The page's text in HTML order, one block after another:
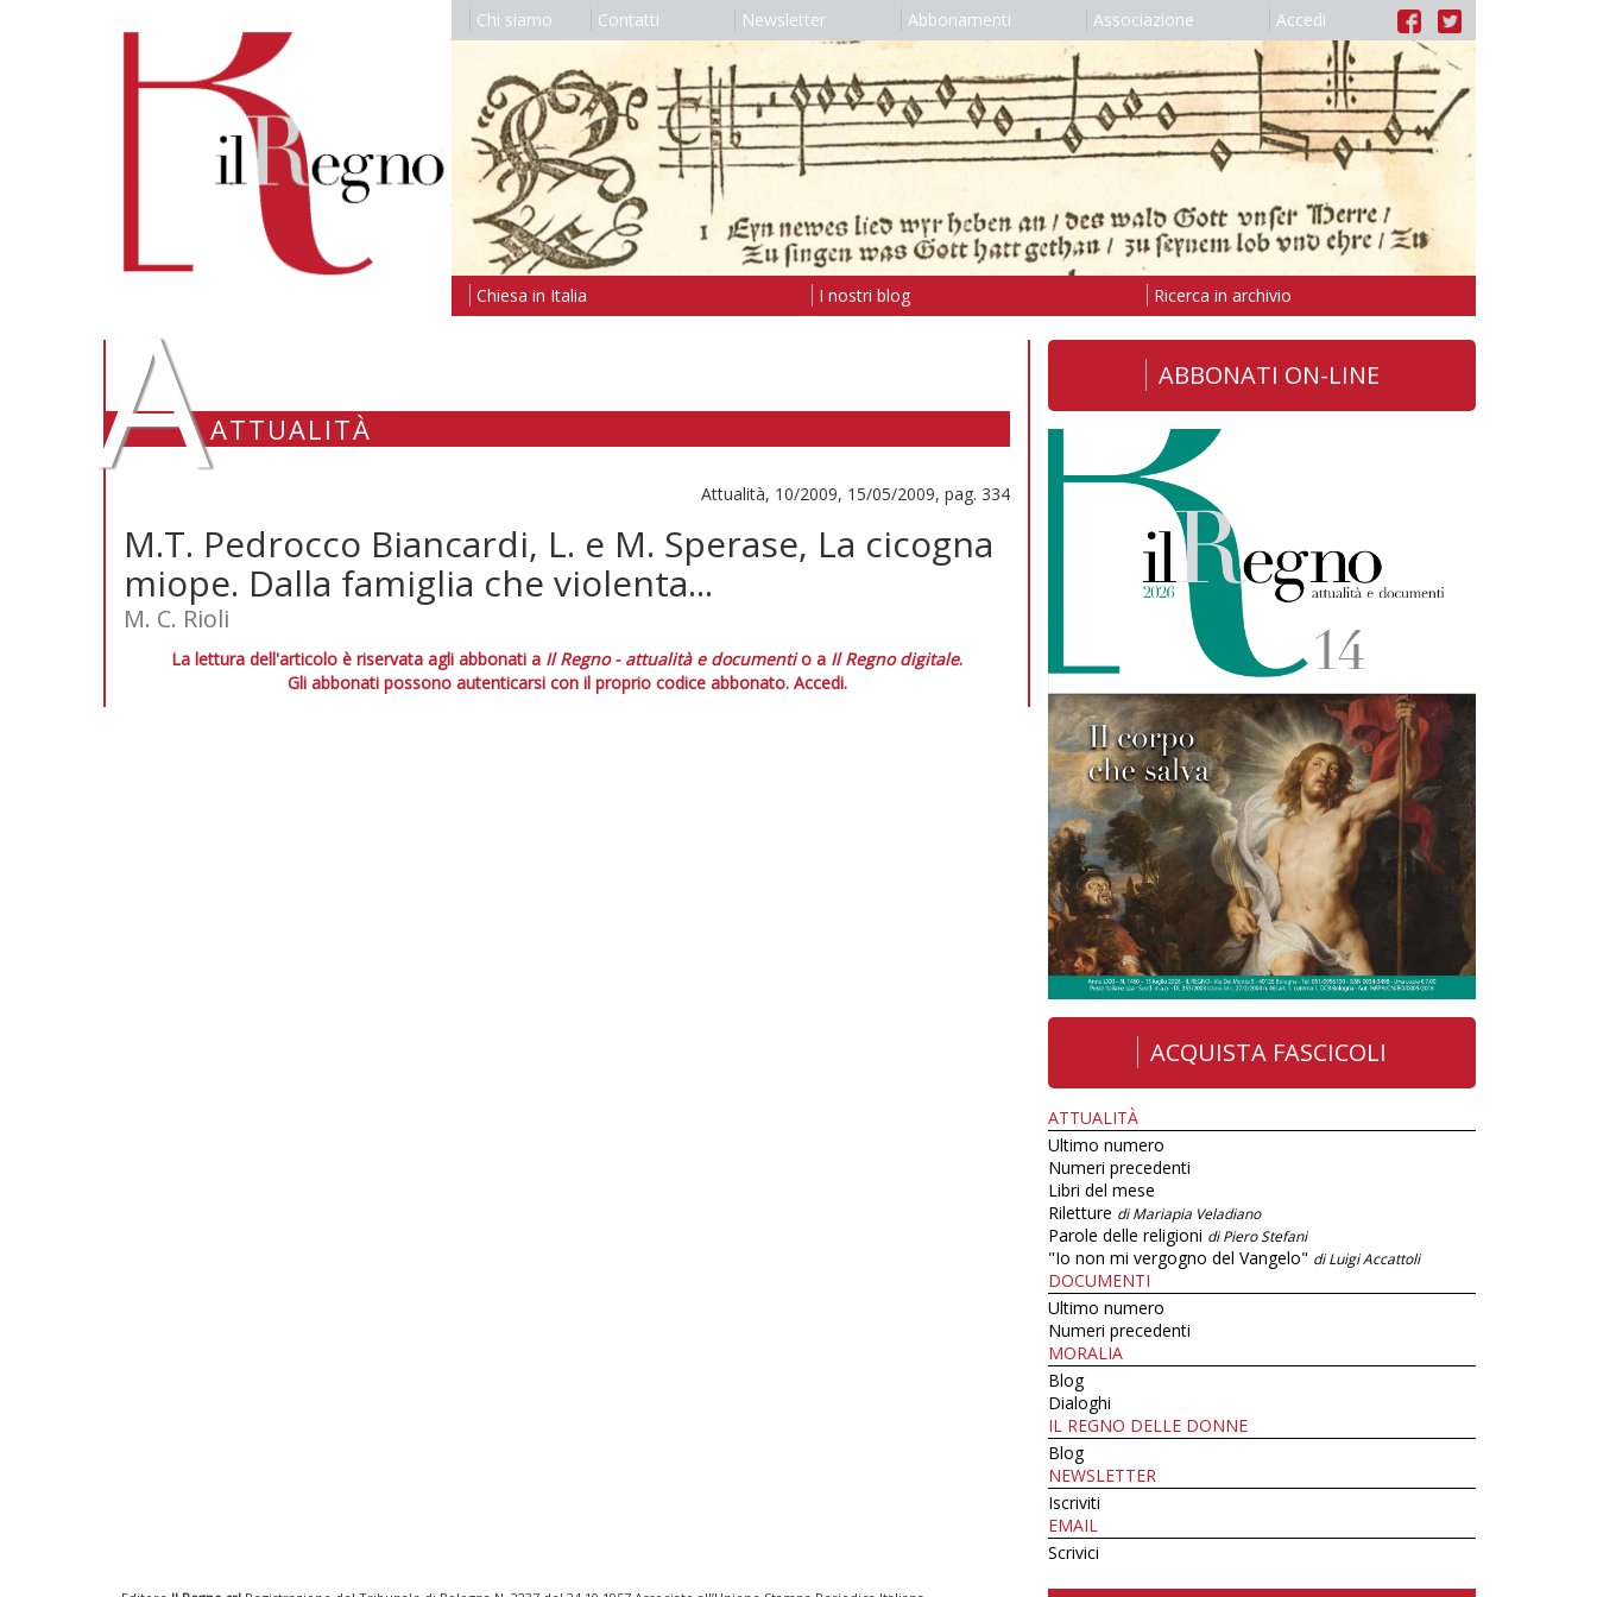
Chi siamo Contatti Newsletter Abbonamenti Associazione Accedi
Chiesa in Italia I nostri blog Ricerca in archivio
AATTUALITÀ
Attualità, 10/2009, 15/05/2009, pag. 334
M.T. Pedrocco Biancardi, L. e M. Sperase, La cicogna
miope. Dalla famiglia che violenta...
M. C. Rioli
La lettura dell'articolo è riservata agli abbonati a Il Regno - attualità e documentio a Il Regno digitale.
Gli abbonati possono autenticarsi con il proprio codice abbonato. Accedi.
ABBONATI ON-LINE
ACQUISTA FASCICOLI
ATTUALITÀ
Ultimo numero
Numeri precedenti
Libri del mese
Riletture di Mariapia Veladiano
Parole delle religioni di Piero Stefani
"Io non mi vergogno del Vangelo" di Luigi Accattoli
DOCUMENTI
Ultimo numero
Numeri precedenti
MORALIA
Blog
Dialoghi
IL REGNO DELLE DONNE
Blog
NEWSLETTER
Iscriviti
EMAIL
Scrivici